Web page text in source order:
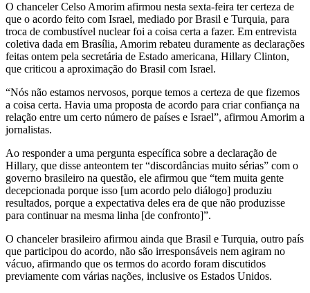
O chanceler Celso Amorim afirmou nesta sexta-feira ter certeza de
que o acordo feito com Israel, mediado por Brasil e Turquia, para
troca de combustível nuclear foi a coisa certa a fazer. Em entrevista
coletiva dada em Brasília, Amorim rebateu duramente as declarações
feitas ontem pela secretária de Estado americana, Hillary Clinton,
que criticou a aproximação do Brasil com Israel.
“Nós não estamos nervosos, porque temos a certeza de que fizemos
a coisa certa. Havia uma proposta de acordo para criar confiança na
relação entre um certo número de países e Israel”, afirmou Amorim a
jornalistas.
Ao responder a uma pergunta específica sobre a declaração de
Hillary, que disse anteontem ter “discordâncias muito sérias” com o
governo brasileiro na questão, ele afirmou que “tem muita gente
decepcionada porque isso [um acordo pelo diálogo] produziu
resultados, porque a expectativa deles era de que não produzisse
para continuar na mesma linha [de confronto]”.
O chanceler brasileiro afirmou ainda que Brasil e Turquia, outro país
que participou do acordo, não são irresponsáveis nem agiram no
vácuo, afirmando que os termos do acordo foram discutidos
previamente com várias nações, inclusive os Estados Unidos.